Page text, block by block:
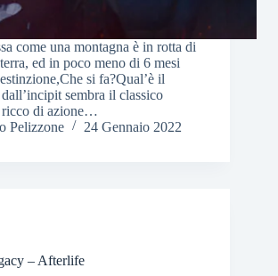
come una montagna è in rotta di
ed in poco meno di 6 mesi
si fa?Qual’è il
sembra il classico
ricco di azione…
Pelizzone
24 Gennaio 2022
– Afterlife